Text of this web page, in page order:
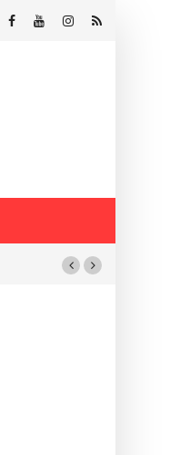
Почнува реконструкцијата на